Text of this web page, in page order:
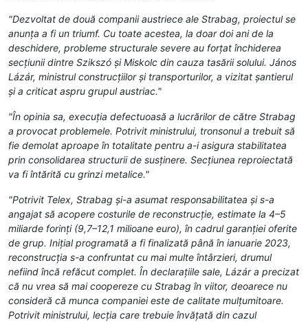
"Dezvoltat de două companii austriece ale Strabag, proiectul se
anunţa a fi un triumf. Cu toate acestea, la doar doi ani de la
deschidere, pro­bleme structurale severe au forţat închide­rea
secţiunii dintre Szikszó şi Miskolc din cauza tasării solului. János
Lázár, ministrul construc­ţiilor şi transporturilor, a vizitat şantierul
şi a criticat aspru grupul austriac."
"În opinia sa, execuţia defectuoasă a lucră­rilor de către Strabag
a provocat problemele. Potrivit ministrului, tronsonul a trebuit să
fie demolat aproape în totalitate pentru a-i asigura stabilitatea
prin consolidarea structurii de susţinere. Secţiunea reproiectată
va fi întărită cu grinzi metalice."
"Potrivit Telex, Strabag şi-a asumat responsabilitatea şi s-a
angajat să acopere costurile de reconstrucţie, estimate la 4–5
miliarde forinţi (9,7–12,1 milioane euro), în cadrul garanţiei oferite
de grup. Iniţial programată a fi finalizată până în ianuarie 2023,
reconstrucţia s-a confruntat cu mai multe întârzieri, drumul
nefiind încă refăcut complet. În declaraţiile sale, Lázár a precizat
că nu vrea să mai coopereze cu Strabag în viitor, deoarece nu
consideră că munca companiei este de calitate mulţumitoare.
Potrivit ministrului, lecţia care trebuie învăţată din cazul